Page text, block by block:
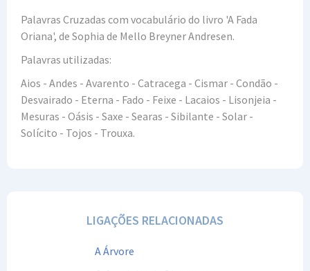
Palavras Cruzadas com vocabulário do livro 'A Fada
Oriana', de Sophia de Mello Breyner Andresen.
Palavras utilizadas:
Aios - Andes - Avarento - Catracega - Cismar - Condão -
Desvairado - Eterna - Fado - Feixe - Lacaios - Lisonjeia -
Mesuras - Oásis - Saxe - Searas - Sibilante - Solar -
Solícito - Tojos - Trouxa.
LIGAÇÕES RELACIONADAS
A Árvore